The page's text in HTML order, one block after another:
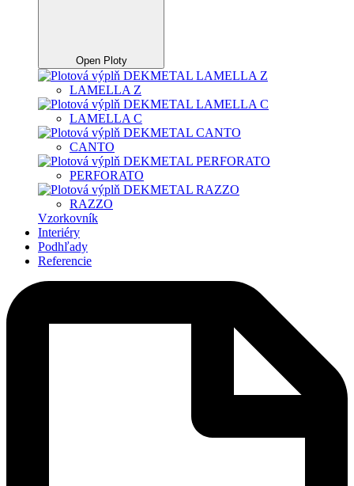
Open Ploty
LAMELLA Z
LAMELLA C
CANTO
PERFORATO
RAZZO
Vzorkovník
Interiéry
Podhľady
Referencie